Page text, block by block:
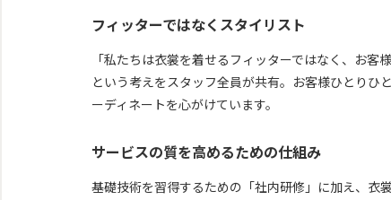
フィッターではなくスタイリスト
「私たちは衣裳を着せるフィッターではなく、お客
という考えをスタッフ全員が共有。お客様ひとりひ
ーディネートを心がけています。
サービスの質を高めるための仕組み
基礎技術を習得するための「社内研修」に加え、衣